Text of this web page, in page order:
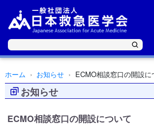
ホーム お知らせ ECMO相談窓口の開設に
お知らせ
ECMO相談窓口の開設について